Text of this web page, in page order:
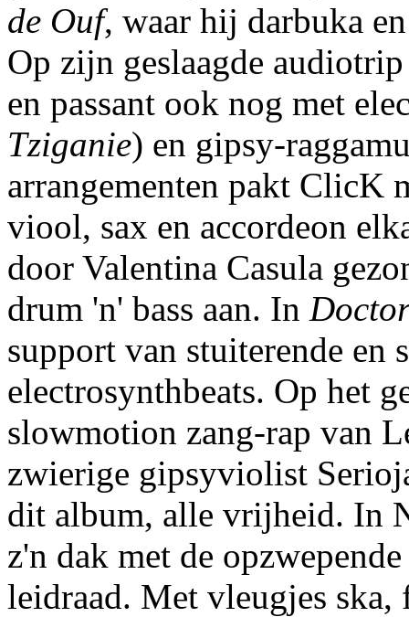
de Ouf, waar hij darbuka
Op zijn geslaagde
en passant ook nog met
Tziganie) en gipsy-
arrangementen pakt ClicK
viool, sax en accordeon
door Valentina Casula
drum 'n' bass aan. In
support van stuiterende en
electrosynthbeats. Op het
slowmotion zang-rap van
zwierige gipsyviolist
dit album, alle vrijheid. In
z'n dak met de
leidraad. Met vleugjes ska,